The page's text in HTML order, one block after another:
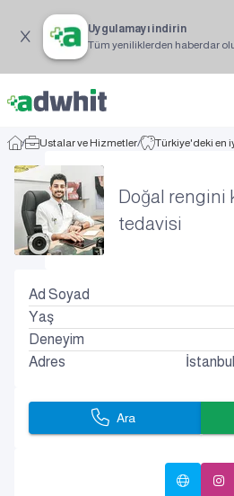
Uygulamayı indirin
Tüm yeniliklerden haberdar
/ Ustalar ve Hizmetler/ Türkiye'deki en
Doğal rengini
tedavisi
Ad Soyad
Yaş
Deneyim
Adres
İstanbul
Ara